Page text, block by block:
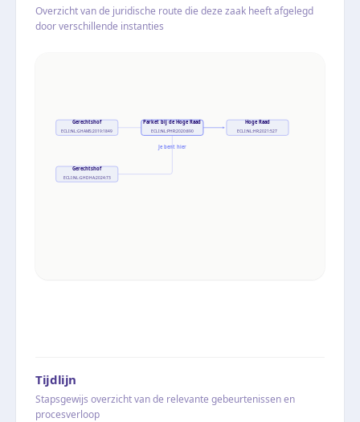
Overzicht van de juridische route die deze zaak heeft afgelegd
door verschillende instanties
Gerechtshof
ECLI:NL:GHAMS:2019:1849
Gerechtshof
ECLI:NL:GHDHA:2024:73
Parket bij de Hoge Raad
ECLI:NL:PHR:2020:890
Je bent hier
Hoge Raad
ECLI:NL:HR:2021:527
Tijdlijn
Stapsgewijs overzicht van de relevante gebeurtenissen en
procesverloop